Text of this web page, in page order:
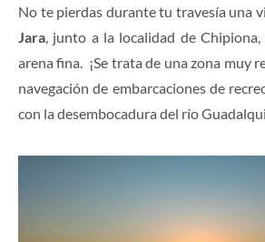
No te pierdas durante tu travesía una
Jara, junto a la localidad de
arena fina. ¡Se trata de una zona muy
navegación de embarcaciones de
con la desembocadura del río